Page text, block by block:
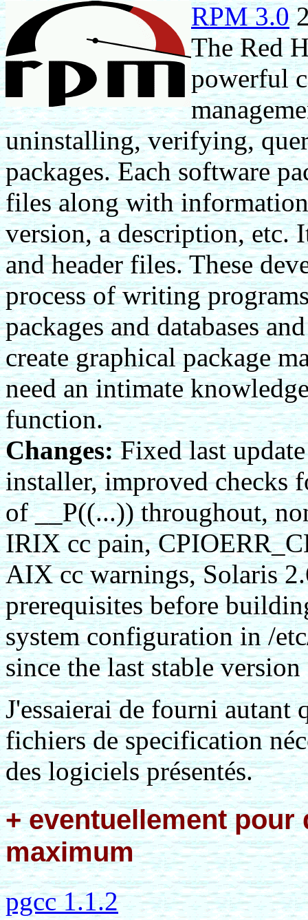
RPM 3.0
The Red
powerful
uninstalling, verifying,
packages. Each software
files along with
version, a description, etc.
and header files. These
process of writing
packages and databases
create graphical package
need an intimate
function.
Changes:Fixed last
installer, improved checks
of __P((...)) throughout,
IRIX cc pain,
AIX cc warnings, Solaris
prerequisites before
system configuration in /
since the last stable
J'essaierai de fourni autant
fichiers de specification
des logiciels présentés.
+ eventuellement pour
maximum
pgcc 1.1.2